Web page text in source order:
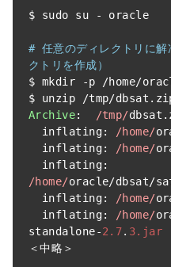
$ sudo su - oracle
# 任意のディレクトリに
クトリを作成）
$ mkdir
-p /home/
$ unzip
/tmp/dbsat .
Archive: /tmp/dbsat .
  inflating
: /home/
  inflating
: /home/
  inflating
:
/home/oracle/dbsat/
  inflating
: /home/
  inflating
: /home/
standalone-2.7. 3.jar
＜中略＞